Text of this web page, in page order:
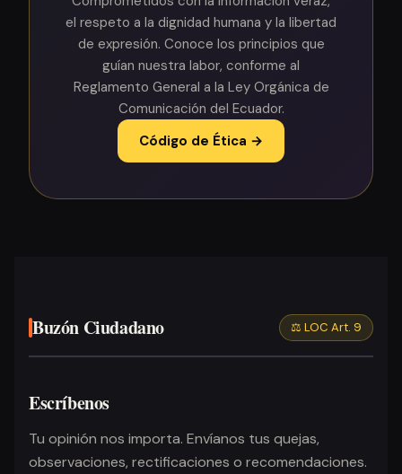
el respeto a la dignidad humana y la libertad
de expresión. Conoce los principios que
guían nuestra labor, conforme al
Reglamento General a la Ley Orgánica de
Comunicación del Ecuador.
Código de Ética →
Buzón Ciudadano ⚖️ LOC Art. 9
Escríbenos
Tu opinión nos importa. Envíanos tus quejas,
observaciones, rectificaciones o recomendaciones.